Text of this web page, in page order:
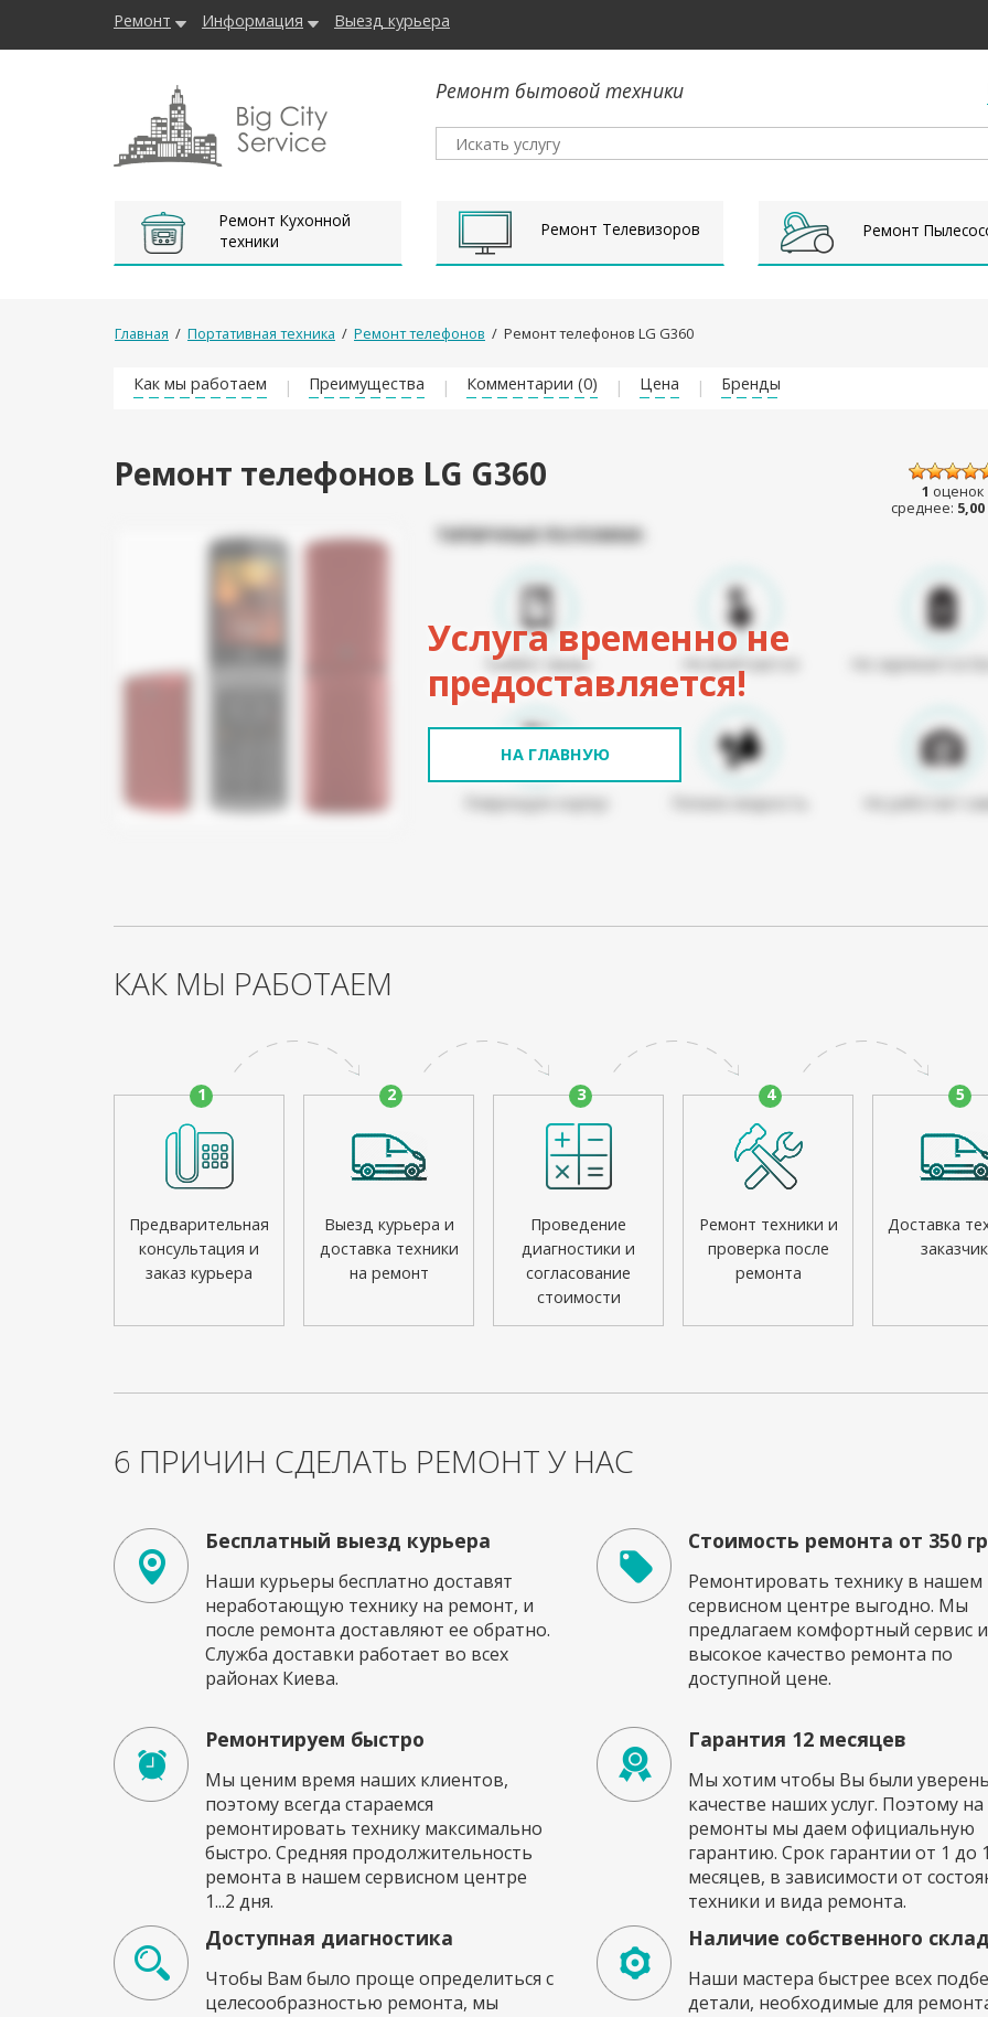
Ремонт Информация Выезд курьера
Ремонт бытовой техники
Ремонт Кухонной
техники
Ремонт Телевизоров Ремонт
Главная / Портативная техника / Ремонт телефонов / Ремонт телефонов LG G360
Как мы работаем Преимущества Комментарии (0) Цена Бренды
Ремонт телефонов LG G360 1 оценок
среднее: 5,00
Услуга временно не
предоставляется!
НА ГЛАВНУЮ
ТИПИЧНЫЕ ПОЛОМКИ:
Разбит экран Не включается Не заряжается
Поврежден корпус Попала жидкость Не работает
КАК МЫ РАБОТАЕМ
1
Предварительная
консультация и
заказ курьера
2
Выезд курьера и
доставка техники
на ремонт
3
Проведение
диагностики и
согласование
стоимости
4
Ремонт техники и
проверка после
ремонта
5
Доставка
6 ПРИЧИН СДЕЛАТЬ РЕМОНТ У НАС
Бесплатный выезд курьера
Наши курьеры бесплатно доставят
неработающую технику на ремонт, и
после ремонта доставляют ее обратно.
Служба доставки работает во всех
районах Киева.
Стоимость ремонта от 350
Ремонтировать технику в нашем
сервисном центре выгодно. Мы
предлагаем комфортный сервис и
высокое качество ремонта по
доступной цене.
Ремонтируем быстро
Мы ценим время наших клиентов,
поэтому всегда стараемся
ремонтировать технику максимально
быстро. Средняя продолжительность
ремонта в нашем сервисном центре
1...2 дня.
Гарантия 12 месяцев
Мы хотим чтобы Вы были
качестве наших услуг. Поэтому на
ремонты мы даем официальную
гарантию. Срок гарантии от 1 до
месяцев, в зависимости от
техники и вида ремонта.
Доступная диагностика
Чтобы Вам было проще определиться с
целесообразностью ремонта, мы
Наличие собственного
Наши мастера быстрее всех
детали, необходимые для